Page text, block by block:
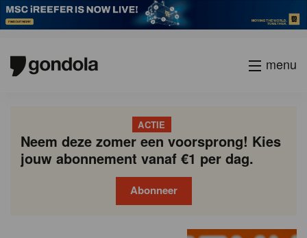
menu
ACTIE
Neem deze zomer een voorsprong! Kies
jouw abonnement vanaf €1 per dag.
Abonneer